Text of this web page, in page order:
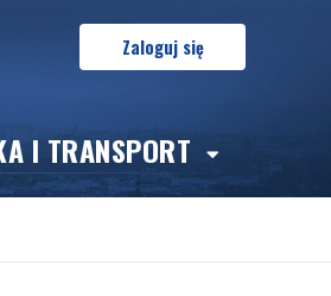
I TRANSPORT
Zaloguj się